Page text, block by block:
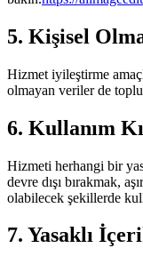
5. Kişisel
Hizmet iyileştirme
olmayan veriler de
6. Kullanım
Hizmeti herhangi bir
devre dışı bırakmak,
olabilecek şekillerde
7. Yasaklı